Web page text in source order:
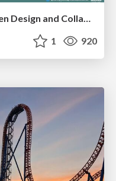
Introduction to Domain-Driven Design and Collaborative software design
1 920